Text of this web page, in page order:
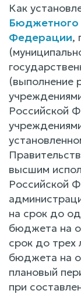
Как
Бюджетного
Федерации,
(выполнение
Российской
высшим
Российской
на срок до
бюджета на
срок до трех
бюджета на
плановый
при